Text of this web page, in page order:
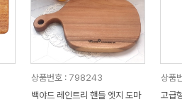
상품번호 : 798243
백야드 레인트리 핸들 엣지 도마
상품
고급